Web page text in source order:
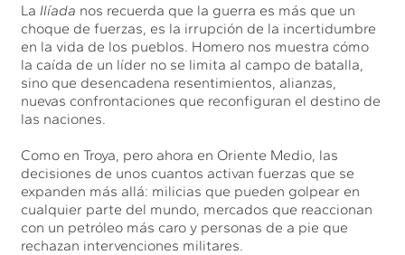
La Ilíada nos recuerda que la guerra es más que un
choque de fuerzas, es la irrupción de la incertidumbre
en la vida de los pueblos. Homero nos muestra cómo
la caída de un líder no se limita al campo de batalla,
sino que desencadena resentimientos, alianzas,
nuevas confrontaciones que reconfiguran el destino de
las naciones.
Como en Troya, pero ahora en Oriente Medio, las
decisiones de unos cuantos activan fuerzas que se
expanden más allá: milicias que pueden golpear en
cualquier parte del mundo, mercados que reaccionan
con un petróleo más caro y personas de a pie que
rechazan intervenciones militares.